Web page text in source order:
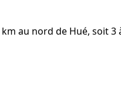
au nord de Hué, soit